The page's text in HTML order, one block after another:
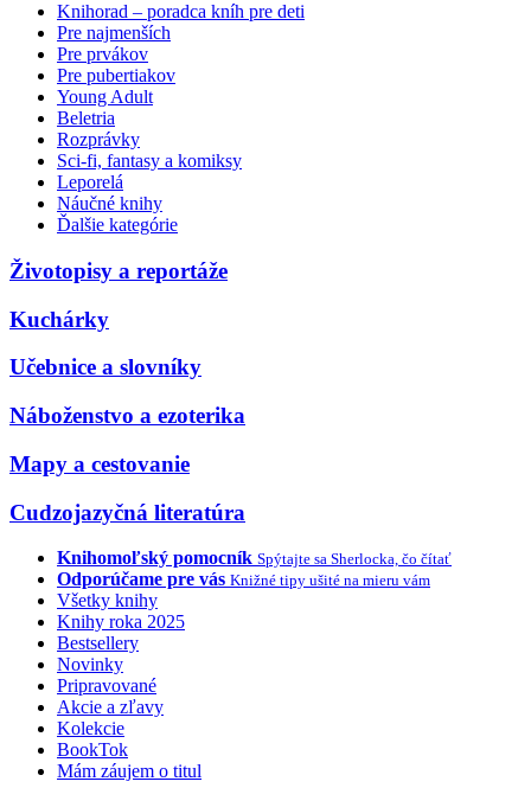
Knihorad – poradca kníh pre deti
Pre najmenších
Pre prvákov
Pre pubertiakov
Young Adult
Beletria
Rozprávky
Sci-fi, fantasy a komiksy
Leporelá
Náučné knihy
Ďalšie kategórie
Životopisy a reportáže
Kuchárky
Učebnice a slovníky
Náboženstvo a ezoterika
Mapy a cestovanie
Cudzojazyčná literatúra
Knihomoľský pomocník Spýtajte sa Sherlocka, čo čítať
Odporúčame pre vás Knižné tipy ušité na mieru vám
Všetky knihy
Knihy roka 2025
Bestsellery
Novinky
Pripravované
Akcie a zľavy
Kolekcie
BookTok
Mám záujem o titul